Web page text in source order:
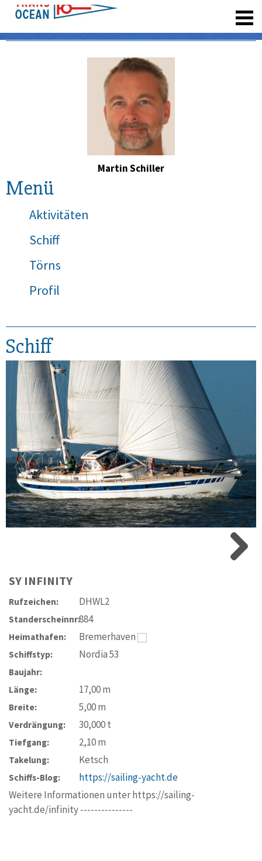
Martin Schiller
Menü
Aktivitäten
Schiff
Törns
Profil
Schiff
SY INFINITY
Rufzeichen: DHWL2
Standerscheinnr:884
Heimathafen: Bremerhaven
Schiffstyp: Nordia 53
Baujahr:
Länge:
17,00m
Breite: 5,00m
Verdrängung: 30,000t
Tiefgang: 2,10m
Takelung: Ketsch
Schiffs-Blog:
https://sailing-yacht.de
Weitere Informationen unter https://sailing-
yacht.de/infinity ---------------